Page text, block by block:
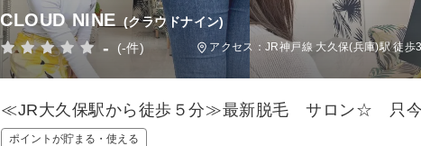
CLOUD NINE (クラウドナイン)
- (-件) アクセス：JR神戸線 大久保(兵庫)駅 徒歩
≪JR大久保駅から徒歩５分≫最新脱毛 サロン☆ 只
ポイントが貯まる・使える